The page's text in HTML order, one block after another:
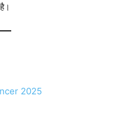
2025